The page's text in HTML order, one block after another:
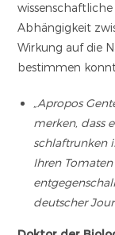
Abhängigkeit
Wirkung auf die
bestimmen
„Apropos
merken, dass
schlaftrunken
Ihren
deutscher